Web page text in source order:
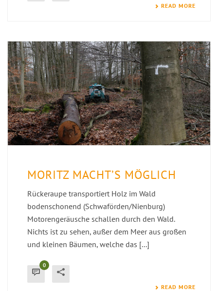
READ MORE
MORITZ MACHT’S MÖGLICH
Rückeraupe transportiert Holz im Wald
bodenschonend (Schwaförden/Nienburg)
Motorengeräusche schallen durch den Wald.
Nichts ist zu sehen, außer dem Meer aus großen
und kleinen Bäumen, welche das [...]
0
READ MORE